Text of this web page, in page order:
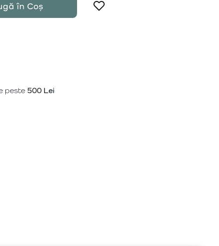
în Coș
peste 500 Lei